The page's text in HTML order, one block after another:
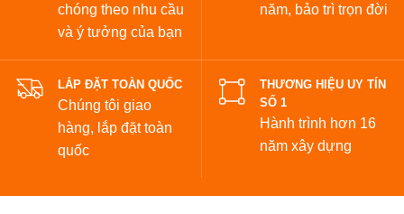
chóng theo nhu cầu
và ý tưởng của bạn
năm, bảo trì trọn đời
LẮP ĐẶT TOÀN QUỐC
Chúng tôi giao
hàng, lắp đặt toàn
quốc
THƯƠNG HIỆU UY TÍN
SỐ 1
Hành trình hơn 16
năm xây dựng